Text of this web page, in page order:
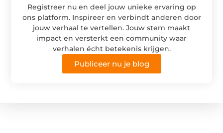
Registreer nu en deel jouw unieke ervaring op
ons platform. Inspireer en verbindt anderen door
jouw verhaal te vertellen. Jouw stem maakt
impact en versterkt een community waar
verhalen écht betekenis krijgen.
Publiceer nu je blog